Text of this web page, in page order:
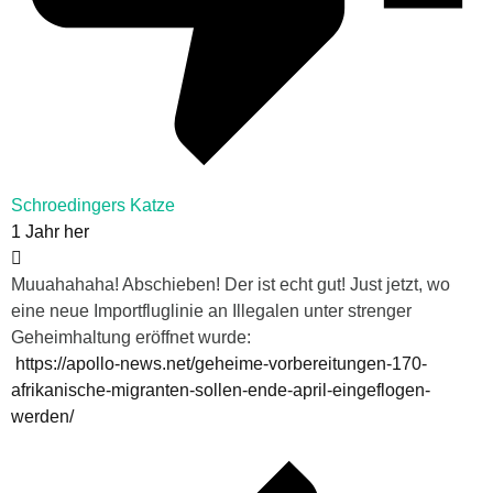
Schroedingers Katze
1 Jahr her
Muuahahaha! Abschieben! Der ist echt gut! Just jetzt, wo
eine neue Importfluglinie an Illegalen unter strenger
Geheimhaltung eröffnet wurde:
https://apollo-news.net/geheime-vorbereitungen-170-
afrikanische-migranten-sollen-ende-april-eingeflogen-
werden/